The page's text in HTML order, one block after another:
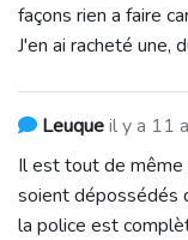
façons rien a faire
J'en ai racheté une,
Leuqueil y a 11
Il est tout de même
soient dépossédés
la police est